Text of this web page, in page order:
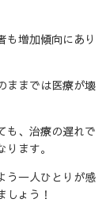
も増加傾向にあり
ままでは医療が壊
も、治療の遅れで
ます。
う一人ひとりが感
ょう！